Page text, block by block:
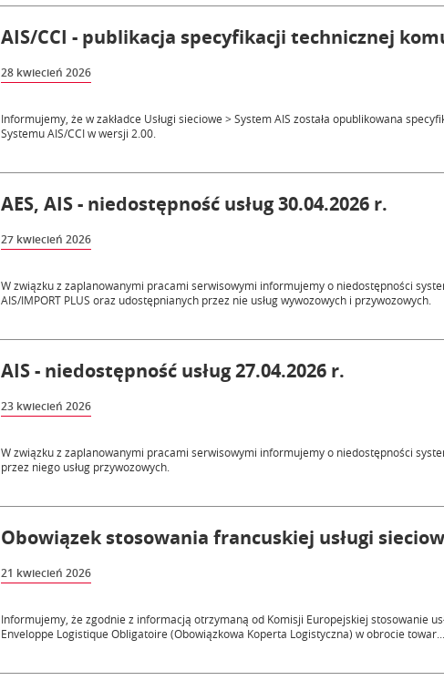
AIS/CCI - publikacja specyfikacji technicznej
28 kwiecień 2026
Informujemy, że w zakładce Usługi sieciowe > System AIS została opublikowana
Systemu AIS/CCI w wersji 2.00.
AES, AIS - niedostępność usług 30.04.2026 r.
27 kwiecień 2026
W związku z zaplanowanymi pracami serwisowymi informujemy o niedostępności
AIS/IMPORT PLUS oraz udostępnianych przez nie usług wywozowych i przywozowych.
AIS - niedostępność usług 27.04.2026 r.
23 kwiecień 2026
W związku z zaplanowanymi pracami serwisowymi informujemy o niedostępności
przez niego usług przywozowych.
Obowiązek stosowania francuskiej usługi
21 kwiecień 2026
Informujemy, że zgodnie z informacją otrzymaną od Komisji Europejskiej stosowanie
Enveloppe Logistique Obligatoire (Obowiązkowa Koperta Logistyczna) w obrocie towar...